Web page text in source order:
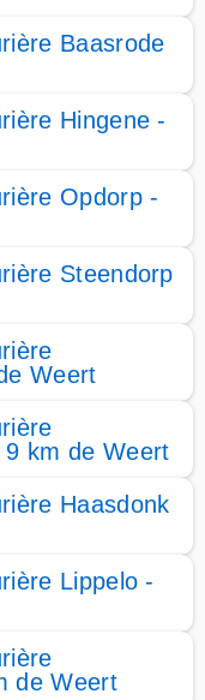
Baasrode
Hingene -
Opdorp -
Steendorp
Weert
km de Weert
Haasdonk
Lippelo -
de Weert